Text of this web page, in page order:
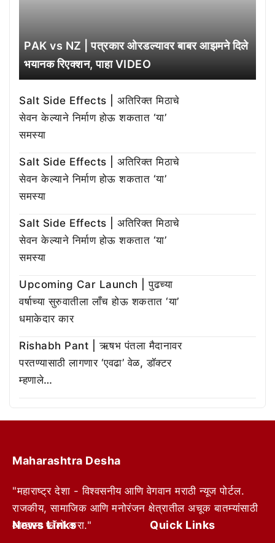
PAK vs NZ | पत्रकार ओरडल्यावर बाबर आझमने दिले
भयानक रिएक्शन, पाहा VIDEO
Salt Side Effects | अतिरिक्त मिठाचे
सेवन केल्याने निर्माण होऊ शकतात ‘या’
समस्या
Salt Side Effects | अतिरिक्त मिठाचे
सेवन केल्याने निर्माण होऊ शकतात ‘या’
समस्या
Salt Side Effects | अतिरिक्त मिठाचे
सेवन केल्याने निर्माण होऊ शकतात ‘या’
समस्या
Upcoming Car Launch | पुढच्या
वर्षाच्या सुरुवातीला लाँच होऊ शकतात ‘या’
धमाकेदार कार
Rishabh Pant | ऋषभ पंतला मैदानावर
परतण्यासाठी लागणार ‘एवढा’ वेळ, डॉक्टर
म्हणाले…
Maharashtra Desha
"महाराष्ट्र देशा - विश्वसनीय आणि वेगवान मराठी न्यूज पोर्टल.
राजकीय, सामाजिक आणि मनोरंजन क्षेत्रातील अचूक बातम्यांसाठी
आम्हाला फॉलो करा."
News Links Quick Links